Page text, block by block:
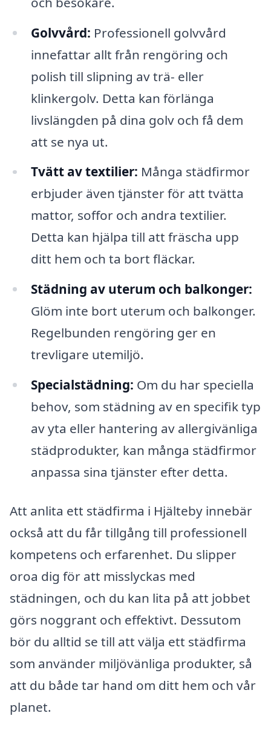
Golvvård: Professionell golvvård
innefattar allt från rengöring och
polish till slipning av trä- eller
klinkergolv. Detta kan förlänga
livslängden på dina golv och få dem
att se nya ut.
Tvätt av textilier: Många städfirmor
erbjuder även tjänster för att tvätta
mattor, soffor och andra textilier.
Detta kan hjälpa till att fräscha upp
ditt hem och ta bort fläckar.
Städning av uterum och balkonger:
Glöm inte bort uterum och balkonger.
Regelbunden rengöring ger en
trevligare utemiljö.
Specialstädning: Om du har speciella
behov, som städning av en specifik typ
av yta eller hantering av allergivänliga
städprodukter, kan många städfirmor
anpassa sina tjänster efter detta.
Att anlita ett städfirma i Hjälteby innebär
också att du får tillgång till professionell
kompetens och erfarenhet. Du slipper
oroa dig för att misslyckas med
städningen, och du kan lita på att jobbet
görs noggrant och effektivt. Dessutom
bör du alltid se till att välja ett städfirma
som använder miljövänliga produkter, så
att du både tar hand om ditt hem och vår
planet.